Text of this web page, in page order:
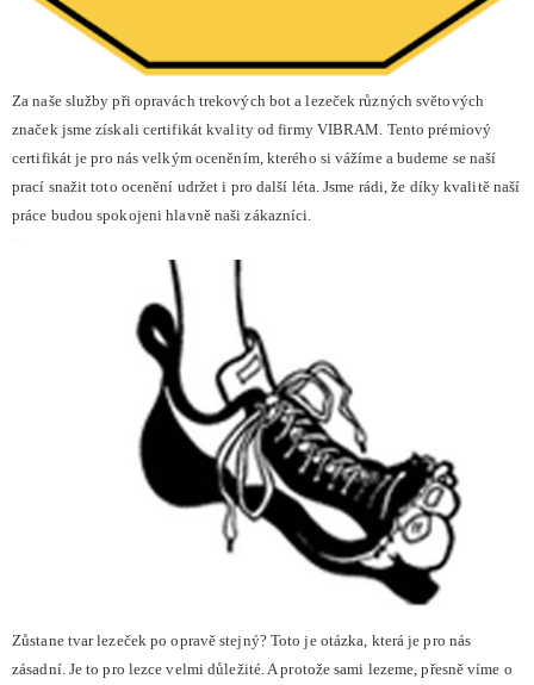
Za naše služby při opravách trekových bot a lezeček různých světových
značek jsme získali certifikát kvality od firmy VIBRAM. Tento prémiový
certifikát je pro nás velkým oceněním, kterého si vážíme a budeme se naší
prací snažit toto ocenění udržet i pro další léta. Jsme rádi, že díky kvalitě naší
práce budou spokojeni hlavně naši zákazníci.
Zůstane tvar lezeček po opravě stejný? Toto je otázka, která je pro nás
zásadní. Je to pro lezce velmi důležité. A protože sami lezeme, přesně víme o